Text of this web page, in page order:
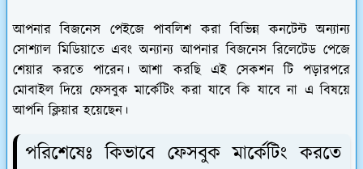
আপনার বিজনেস পেইজে পাবলিশ করা বিভিন্ন কনটেন্ট অন্যান্য
সোশ্যাল মিডিয়াতে এবং অন্যান্য আপনার বিজনেস রিলেটেড পেজে
শেয়ার করতে পারেন। আশা করছি এই সেকশন টি পড়ারপরে
মোবাইল দিয়ে ফেসবুক মার্কেটিং করা যাবে কি যাবে না এ বিষয়ে
আপনি ক্লিয়ার হয়েছেন।
পরিশেষেঃ কিভাবে ফেসবুক মার্কেটিং করতে